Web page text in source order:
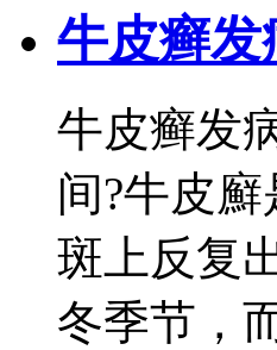
牛皮癣发
牛皮癣发
间?牛皮
斑上反复
冬季节，